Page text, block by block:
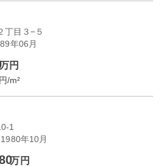
丁目３−５
年06月
万円
/m²
1
年10月
万円